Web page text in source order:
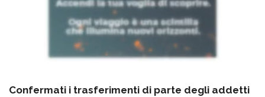
Confermati i trasferimenti di parte degli addetti